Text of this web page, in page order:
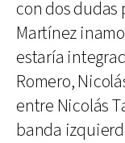
con dos dudas
Martínez
estaría
Romero,
entre Nicolás
banda